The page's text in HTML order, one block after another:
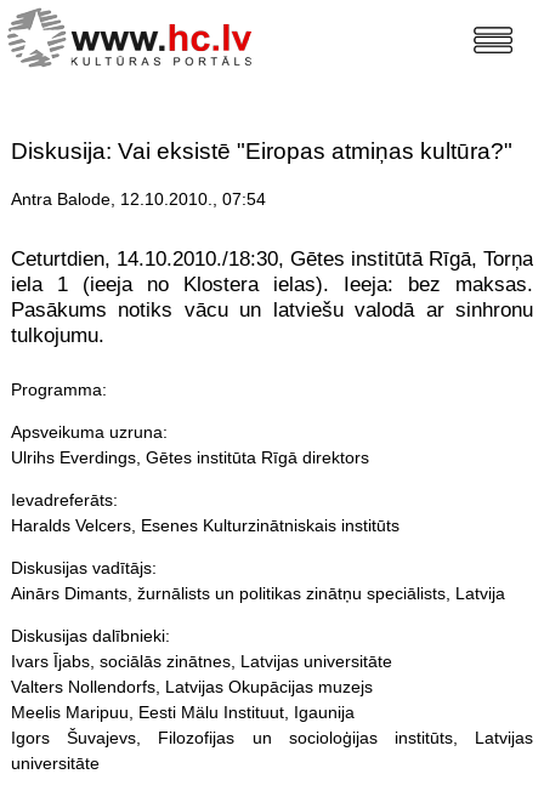
Diskusija: Vai eksistē "Eiropas atmiņas kultūra?"
Antra Balode, 12.10.2010., 07:54
Ceturtdien, 14.10.2010./18:30, Gētes institūtā Rīgā, Torņa
iela 1 (ieeja no Klostera ielas). Ieeja: bez maksas.
Pasākums notiks vācu un latviešu valodā ar sinhronu
tulkojumu.
Programma:
Apsveikuma uzruna:
Ulrihs Everdings, Gētes institūta Rīgā direktors
Ievadreferāts:
Haralds Velcers, Esenes Kulturzinātniskais institūts
Diskusijas vadītājs:
Ainārs Dimants, žurnālists un politikas zinātņu speciālists, Latvija
Diskusijas dalībnieki:
Ivars Ījabs, sociālās zinātnes, Latvijas universitāte
Valters Nollendorfs, Latvijas Okupācijas muzejs
Meelis Maripuu, Eesti Mälu Instituut, Igaunija
Igors Šuvajevs, Filozofijas un socioloģijas institūts, Latvijas
universitāte